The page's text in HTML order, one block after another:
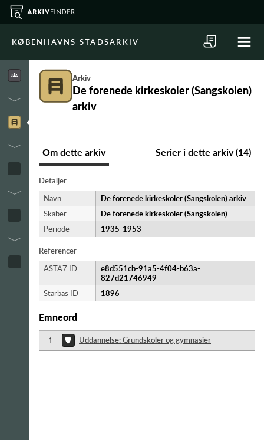
KØBENHAVNS STADSARKIV
Arkiv
De forenede kirkeskoler (Sangskolen)
arkiv
Om dette arkiv Serier i dette arkiv (14)
Detaljer
Navn
De forenede kirkeskoler (Sangskolen) arkiv
Skaber
De forenede kirkeskoler (Sangskolen)
Periode
1935-​1953
Referencer
ASTA7 ID
e8d551cb-91a5-4f04-b63a-
827d21746949
Starbas ID
1896
Emneord
1 Uddannelse: Grundskoler og gymnasier